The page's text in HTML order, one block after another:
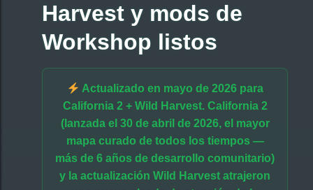
Harvest y mods de
Workshop listos
Actualizado en mayo de 2026 para
California 2 + Wild Harvest.California 2
(lanzada el 30 de abril de 2026, el mayor
mapa curado de todos los tiempos —
más de 6 años de desarrollo comunitario)
y la actualización Wild Harvest atrajeron